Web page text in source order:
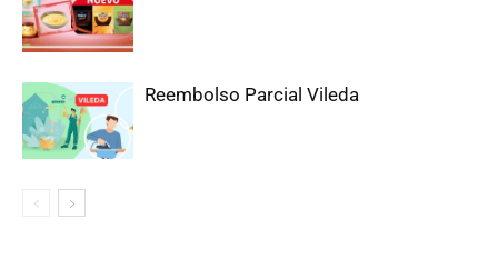
Reembolso Parcial Vileda